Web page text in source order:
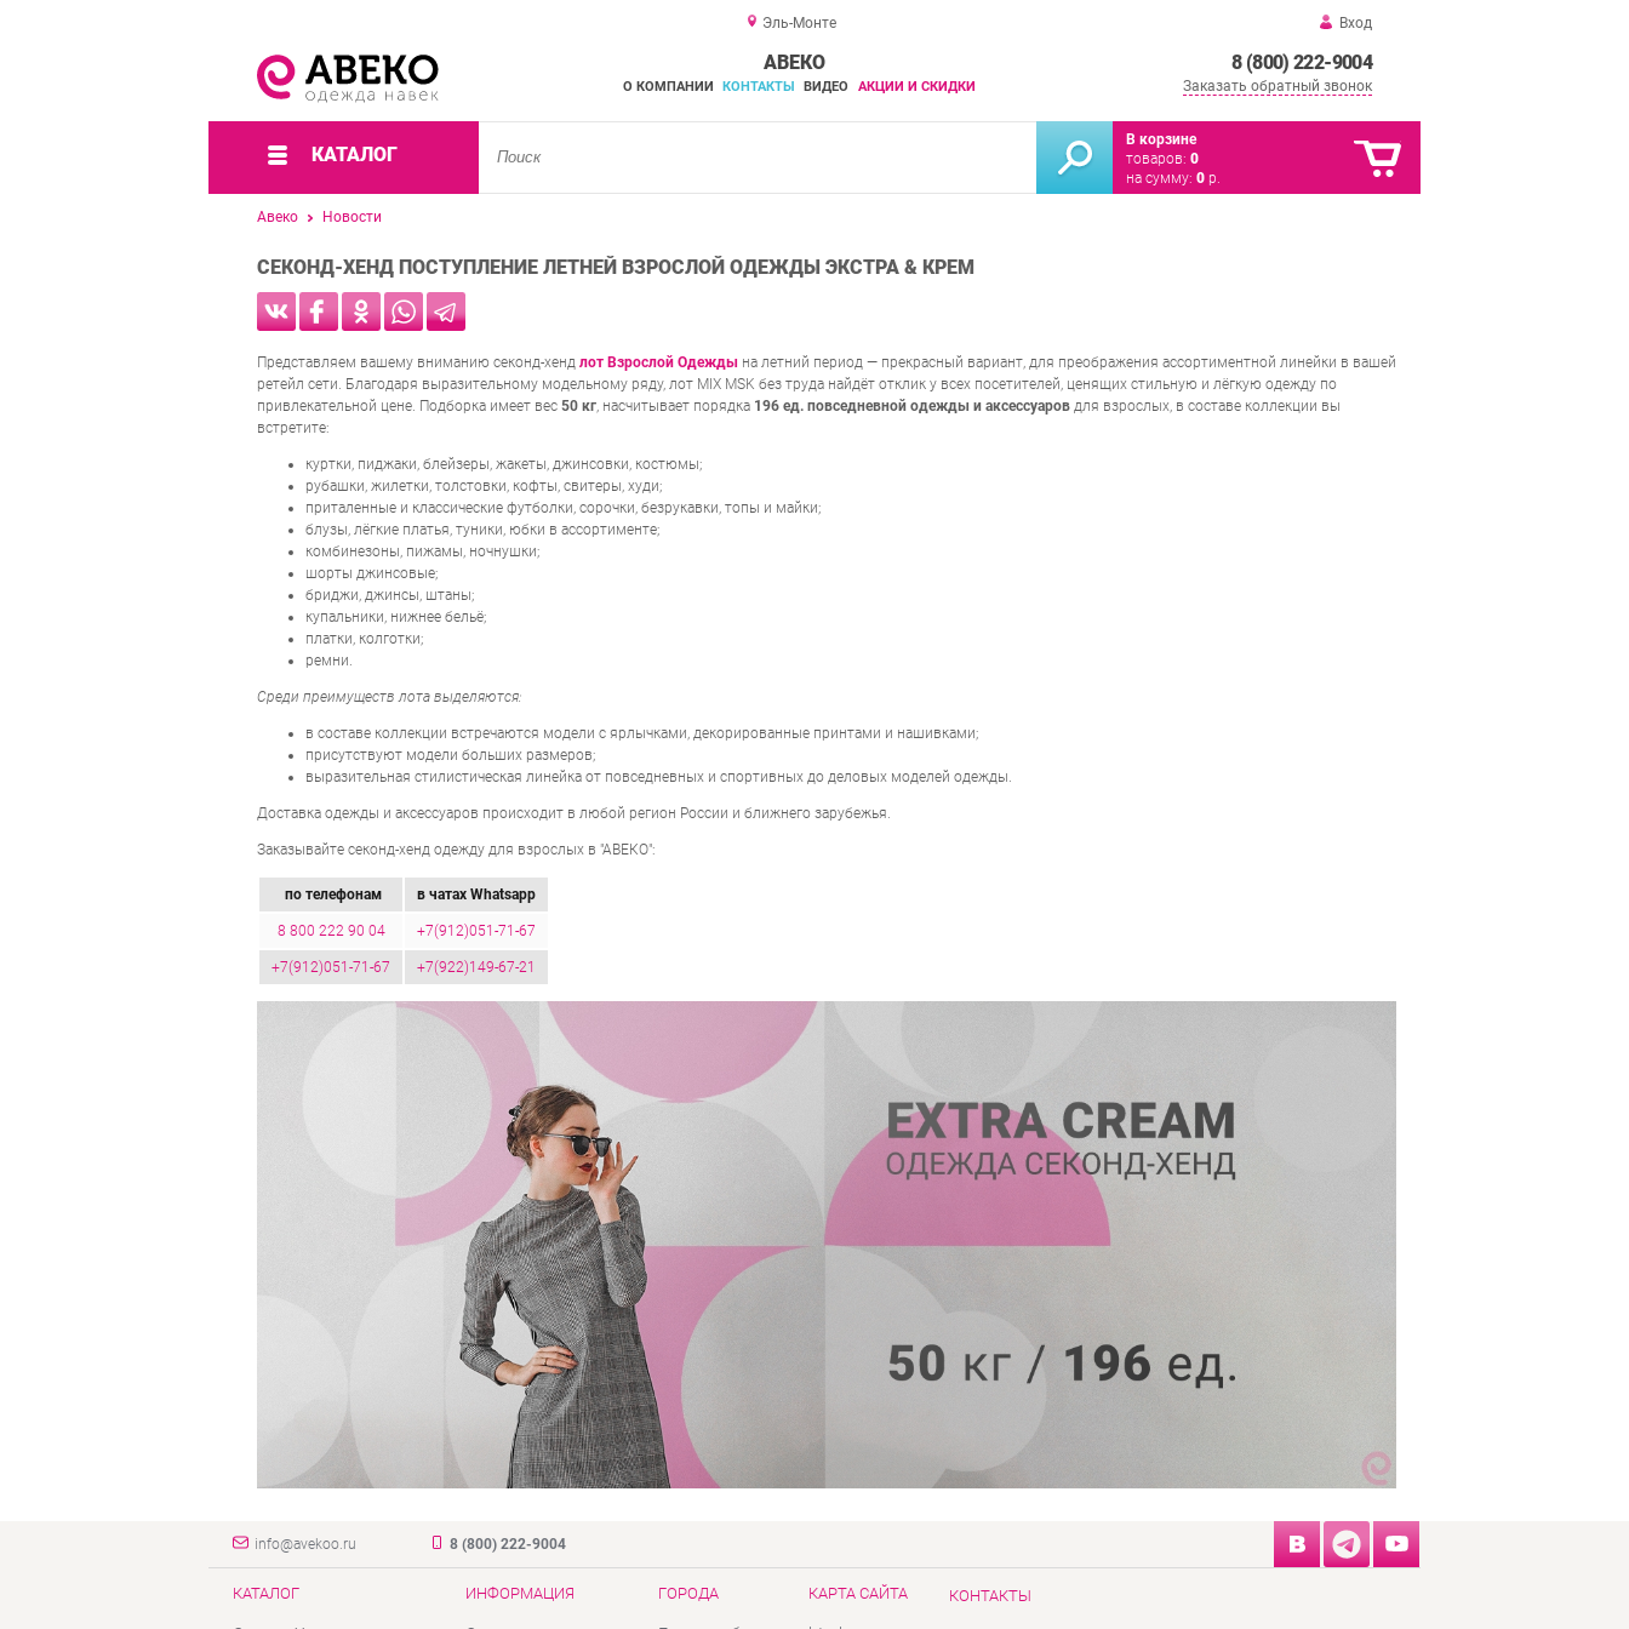
Эль-Монте Вход
8 (800) 222-9004
Заказать обратный звонок
АВЕКО
О КОМПАНИИ КОНТАКТЫ ВИДЕО АКЦИИ И СКИДКИ
КАТАЛОГ
В корзине
товаров: 0
на сумму: 0 р.
Авеко Новости
СЕКОНД-ХЕНД ПОСТУПЛЕНИЕ ЛЕТНЕЙ ВЗРОСЛОЙ ОДЕЖДЫ ЭКСТРА & КРЕМ
Представляем вашему вниманию секонд-хенд лот Взрослой Одежды на летний период — прекрасный вариант, для преображения ассортиментной линейки в вашей
ретейл сети. Благодаря выразительному модельному ряду, лот MIX MSK без труда найдёт отклик у всех посетителей, ценящих стильную и лёгкую одежду по
привлекательной цене. Подборка имеет вес 50 кг, насчитывает порядка 196 ед. повседневной одежды и аксессуаров для взрослых, в составе коллекции вы
встретите:
куртки, пиджаки, блейзеры, жакеты, джинсовки, костюмы;
рубашки, жилетки, толстовки, кофты, свитеры, худи;
приталенные и классические футболки, сорочки, безрукавки, топы и майки;
блузы, лёгкие платья, туники, юбки в ассортименте;
комбинезоны, пижамы, ночнушки;
шорты джинсовые;
бриджи, джинсы, штаны;
купальники, нижнее бельё;
платки, колготки;
ремни.
Среди преимуществ лота выделяются:
в составе коллекции встречаются модели с ярлычками, декорированные принтами и нашивками;
присутствуют модели больших размеров;
выразительная стилистическая линейка от повседневных и спортивных до деловых моделей одежды.
Доставка одежды и аксессуаров происходит в любой регион России и ближнего зарубежья.
Заказывайте секонд-хенд одежду для взрослых в "АВЕКО":
по телефонам в чатах Whatsapp
8 800 222 90 04 +7(912)051-71-67
+7(912)051-71-67 +7(922)149-67-21
info@avekoo.ru 8 (800) 222-9004
КАТАЛОГ ИНФОРМАЦИЯ ГОРОДА КАРТА САЙТА КОНТАКТЫ